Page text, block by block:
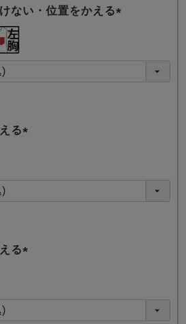
ない・位置をかえる
須
)
る
須
)
る
須
)